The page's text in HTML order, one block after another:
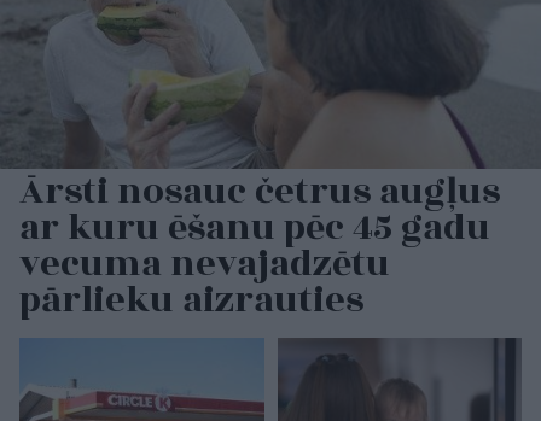
Ārsti nosauc četrus augļus
ar kuru ēšanu pēc 45 gadu
vecuma nevajadzētu
pārlieku aizrauties